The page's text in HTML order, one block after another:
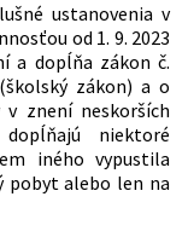
ustanovenia v
od 1. 9. 2023
a dopĺňa zákon č.
zákon) a o
znení neskorších
niektoré
iného vypustila
pobyt alebo len na